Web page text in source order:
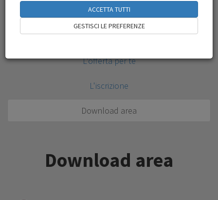
Chi è Quadrifor?
L'offerta per te
L'iscrizione
Download area
Download area
ACCETTA TUTTI
GESTISCI LE PREFERENZE